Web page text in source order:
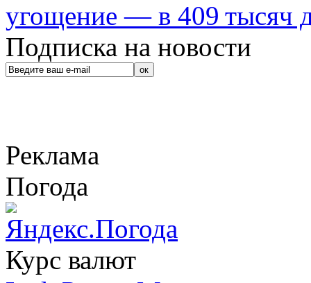
угощение — в 409 тысяч
Подписка на новости
Реклама
Погода
Курс валют